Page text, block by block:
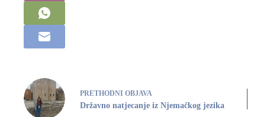
PRETHODNI OBJAVA
Državno natjecanje iz Njemačkog jezika